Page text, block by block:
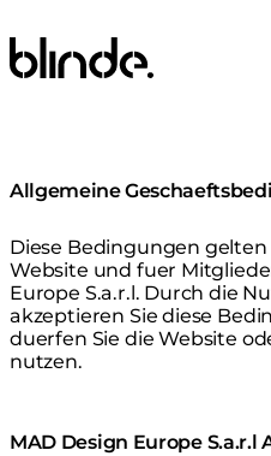
Blinde Design
Allgemeine
Diese Bedingungen
Website und fuer
Europe S.a.r.l. Durch die
akzeptieren Sie diese
duerfen Sie die Website
nutzen.
MAD Design Europe S.a.r.l